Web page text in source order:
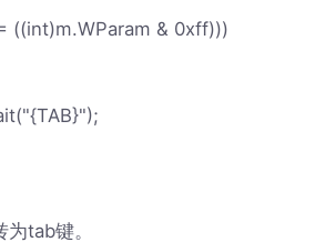
((int)m.WParam & 0xff)))
tab键。